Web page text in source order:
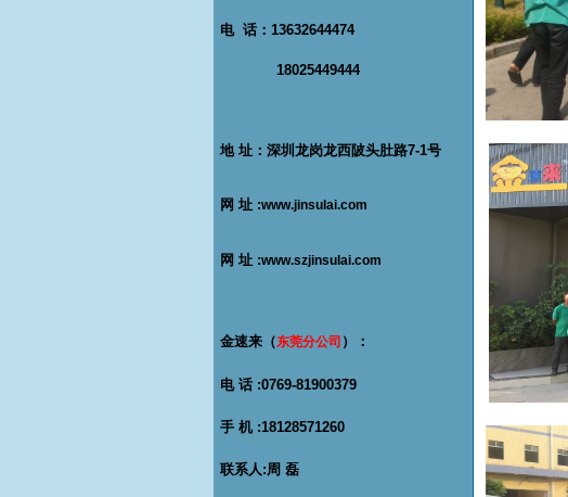
电 话：13632644474
18025449444
地 址：深圳龙岗龙西陂头肚路7-1号
网 址 :www.jinsulai.com
网 址 :www.szjinsulai.com
金速来（东莞分公司 ）：
电 话 :0769-81900379
手 机 :18128571260
联系人:周 磊